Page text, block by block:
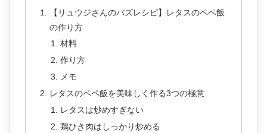
【リュウジさんのバズレシピ】レタスのペペ飯
の作り方
材料
作り方
メモ
レタスのペペ飯を美味しく作る3つの極意
レタスは炒めすぎない
鶏ひき肉はしっかり炒める